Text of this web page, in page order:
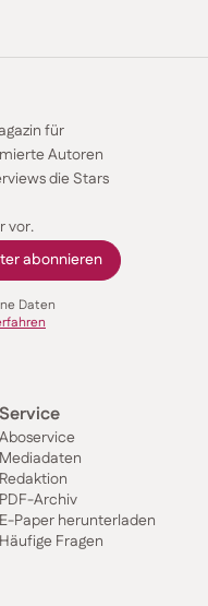
für
Autoren
die Stars
vor.
Daten
Service
Aboservice
Mediadaten
Redaktion
PDF-Archiv
E-Paper herunterladen
Häufige Fragen